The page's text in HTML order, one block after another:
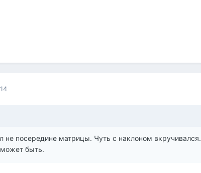
посередине матрицы. Чуть с наклоном вкручивался.
быть.